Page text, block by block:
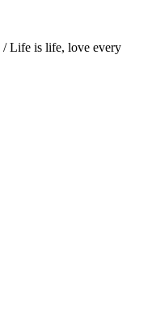
/ Life is life, love every